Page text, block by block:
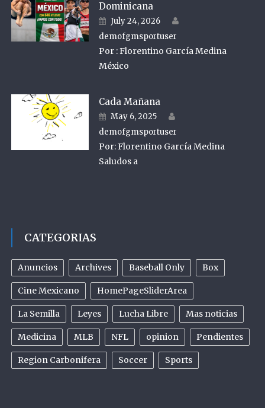
Dominicana
Posted on
July 24, 2026
demofgmsportuser
Por : Florentino García Medina
México
Cada Mañana
Posted on
May 6, 2025
demofgmsportuser
Por: Florentino García Medina
Saludos a
CATEGORIAS
Anuncios Archives Baseball Only Box
Cine Mexicano HomePageSliderArea
La Semilla Leyes Lucha Libre Mas noticias
Medicina MLB NFL opinion Pendientes
Region Carbonifera Soccer Sports